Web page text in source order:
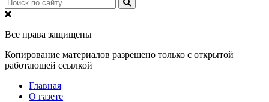
Все права защищены
Копирование материалов разрешено только с открытой
работающей ссылкой
Главная
О газете